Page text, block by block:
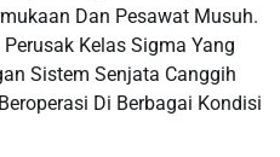
Dan Pesawat Musuh.
Kelas Sigma Yang
Sistem Senjata Canggih
Di Berbagai Kondisi